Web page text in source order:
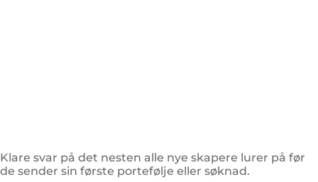
Klare svar på det nesten alle nye skapere lurer på før
de sender sin første portefølje eller søknad.